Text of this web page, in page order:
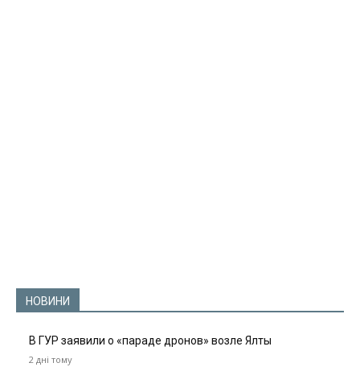
НОВИНИ
В ГУР заявили о «параде дронов» возле Ялты
2 дні тому